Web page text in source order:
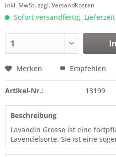
inkl. MwSt.zzgl. Versandkosten
Sofort versandfertig,
Merken Empfehlen
Artikel-Nr.: 13199
Beschreibung
Lavandin Grosso ist eine
Lavendelsorte. Sie ist eine